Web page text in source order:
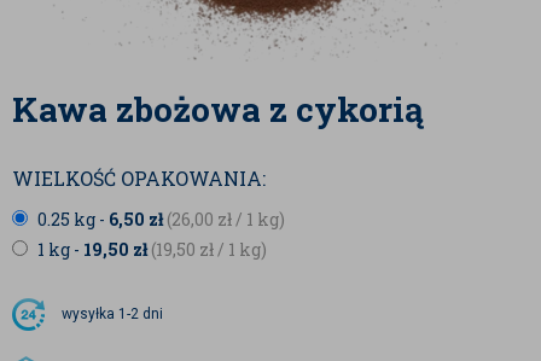
Kawa zbożowa z cykorią
WIELKOŚĆ OPAKOWANIA:
0.25 kg - 6,50 zł(26,00 zł / 1 kg)
1 kg - 19,50 zł(19,50 zł / 1 kg)
wysyłka 1-2 dni